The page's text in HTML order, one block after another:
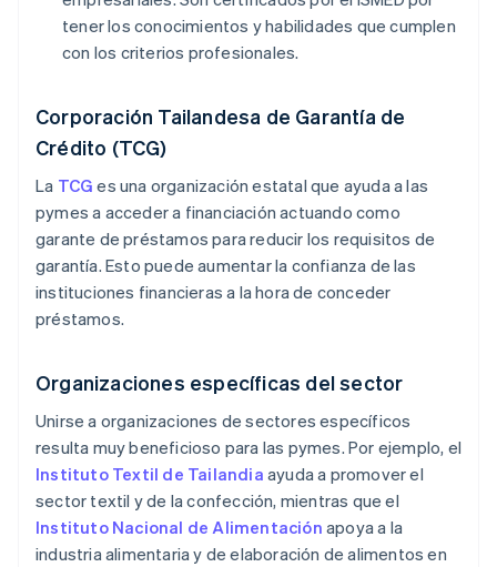
tener los conocimientos y habilidades que cumplen
con los criterios profesionales.
Corporación Tailandesa de Garantía de
Crédito (TCG)
La TCG es una organización estatal que ayuda a las
pymes a acceder a financiación actuando como
garante de préstamos para reducir los requisitos de
garantía. Esto puede aumentar la confianza de las
instituciones financieras a la hora de conceder
préstamos.
Organizaciones específicas del sector
Unirse a organizaciones de sectores específicos
resulta muy beneficioso para las pymes. Por ejemplo, el
Instituto Textil de Tailandia ayuda a promover el
sector textil y de la confección, mientras que el
Instituto Nacional de Alimentación apoya a la
industria alimentaria y de elaboración de alimentos en